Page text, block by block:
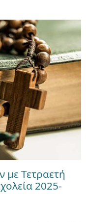
με Τετραετή
2025-